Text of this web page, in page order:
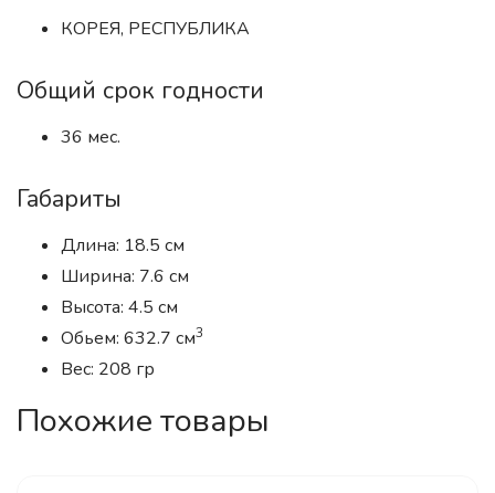
КОРЕЯ, РЕСПУБЛИКА
Общий срок годности
36 мес.
Габариты
Длина: 18.5 см
Ширина: 7.6 см
Высота: 4.5 см
Обьем: 632.7 см3
Вес: 208 гр
Похожие товары